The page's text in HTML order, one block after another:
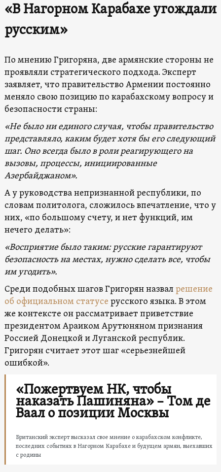
«В Нагорном Карабахе угождали
русским»
По мнению Григоряна, две армянские стороны не
проявляли стратегического подхода. Эксперт
заявляет, что правительство Армении постоянно
меняло свою позицию по карабахскому вопросу и
безопасности страны:
«Не было ни единого случая, чтобы правительство
представляло, каким будет хотя бы его следующий
шаг. Оно всегда было в роли реагирующего на
вызовы, процессы, инициированные
Азербайджаном».
А у руководства непризнанной республики, по
словам политолога, сложилось впечатление, что у
них, «по большому счету, и нет функций, им
нечего делать»:
«Восприятие было таким: русские гарантируют
безопасность на местах, нужно сделать все, чтобы
им угодить».
Среди подобных шагов Григорян назвал решение
об официальном статусе русского языка. В этом
же контексте он рассматривает приветствие
президентом Араиком Арутюняном признания
Россией Донецкой и Луганской республик.
Григорян считает этот шаг «серьезнейшей
ошибкой».
«Пожертвуем НК, чтобы
наказать Пашиняна» – Том де
Ваал о позиции Москвы
Британский эксперт высказал свое мнение о карабахском конфликте,
последних событиях в Нагорном Карабахе и будущем армян, выехавших
с родины